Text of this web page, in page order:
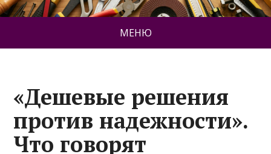
МЕНЮ
«Дешевые решения
против надежности».
Что говорят